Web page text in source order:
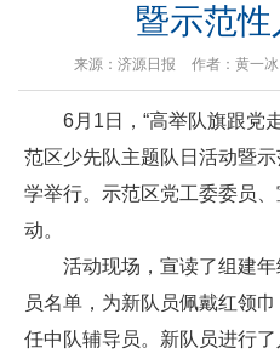
暨示范
来源：济源日报 作者：黄一冰
6月1日，“高举队旗跟党
范区少先队主题队日活动暨
学举行。示范区党工委委员
动。
活动现场，宣读了组建
员名单，为新队员佩戴红领
任中队辅导员。新队员进行